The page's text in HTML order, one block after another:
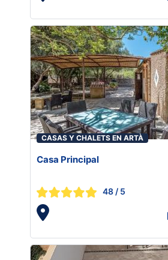
CASAS Y CHALETS EN ARTÀ
Casa Principal
48 / 5